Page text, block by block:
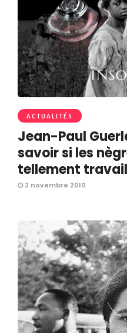
ACTUALITÉS
Jean-Paul
savoir si les
tellement
2 novembre 2010